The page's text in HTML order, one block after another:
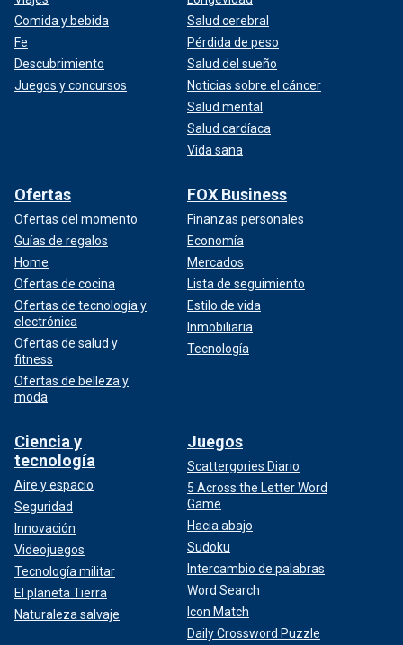
Comida y bebida
Fe
Descubrimiento
Juegos y concursos
Salud cerebral
Pérdida de peso
Salud del sueño
Noticias sobre el cáncer
Salud mental
Salud cardíaca
Vida sana
Ofertas
Ofertas del momento
Guías de regalos
Home
Ofertas de cocina
Ofertas de tecnología y
electrónica
Ofertas de salud y
fitness
Ofertas de belleza y
moda
FOX Business
Finanzas personales
Economía
Mercados
Lista de seguimiento
Estilo de vida
Inmobiliaria
Tecnología
Ciencia y
tecnología
Aire y espacio
Seguridad
Innovación
Videojuegos
Tecnología militar
El planeta Tierra
Naturaleza salvaje
Juegos
Scattergories Diario
5 Across the Letter Word
Game
Hacia abajo
Sudoku
Intercambio de palabras
Word Search
Icon Match
Daily Crossword Puzzle